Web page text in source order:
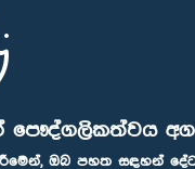
පෞද්ගලිකත්වය
ඔබ පහත සඳහන්
යෙදුම